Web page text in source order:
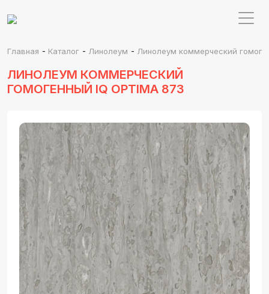
Главная - Каталог - Линолеум - Линолеум коммерческий
ЛИНОЛЕУМ КОММЕРЧЕСКИЙ
ГОМОГЕННЫЙ IQ OPTIMA 873